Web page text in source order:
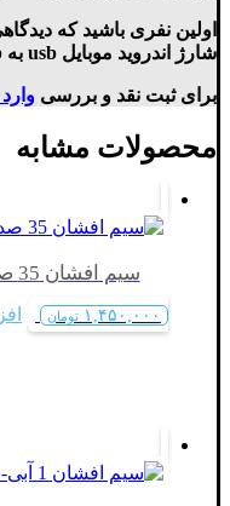
اولین نفری باشید که
شارژ اندروید موبایل usb به microusb”
برای ثبت نقد و بررسی
محصولات مشابه
سیم افشان 35 صدم مشکی-حلقه 100 متری
۱,۴۵۰,۰۰۰ تومان